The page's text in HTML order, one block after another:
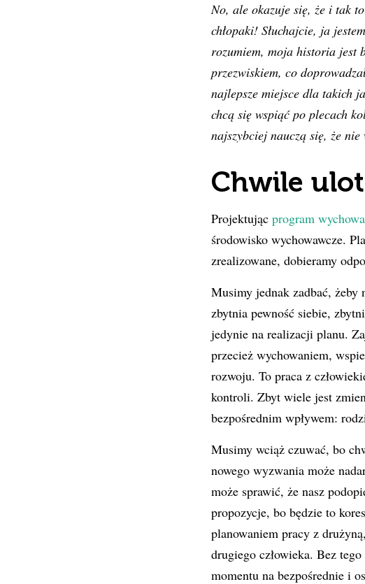
No, ale okazuje się, że i tak
chłopaki! Słuchajcie, ja
rozumiem, moja historia jest
przezwiskiem, co
najlepsze miejsce dla takich
chcą się wspiąć po plecach
najszybciej nauczą się, że
Chwile
Projektując program
środowisko wychowawcze.
zrealizowane, dobieramy
Musimy jednak zadbać, żeby
zbytnia pewność siebie,
jedynie na realizacji planu.
przecież wychowaniem,
rozwoju. To praca z
kontroli. Zbyt wiele jest
bezpośrednim wpływem:
Musimy wciąż czuwać, bo
nowego wyzwania może
może sprawić, że nasz
propozycje, bo będzie to
planowaniem pracy z
drugiego człowieka. Bez
momentu na bezpośrednie i